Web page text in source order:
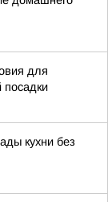
для
посадки
кухни без